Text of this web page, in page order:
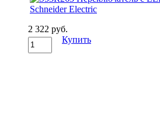
2 322 руб.
Купить